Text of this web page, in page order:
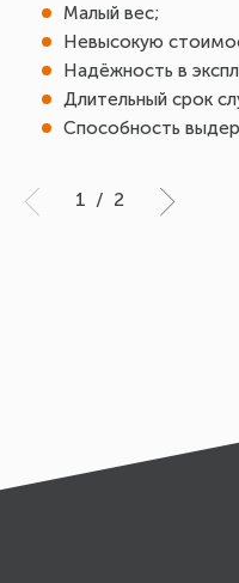
Малый вес;
Невысокую
Надёжность в
Длительный срок
Способность
1 / 2